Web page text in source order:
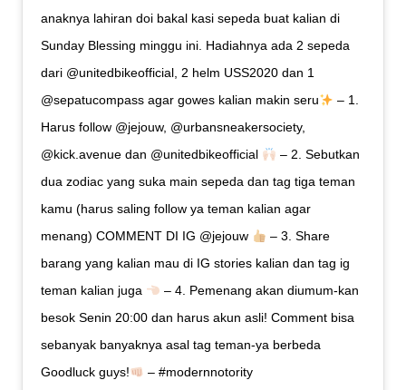
anaknya lahiran doi bakal kasi sepeda buat kalian di
Sunday Blessing minggu ini. Hadiahnya ada 2 sepeda
dari @unitedbikeofficial, 2 helm USS2020 dan 1
@sepatucompass agar gowes kalian makin seru
– 1.
Harus follow @jejouw, @urbansneakersociety,
@kick.avenue dan @unitedbikeofficial
– 2. Sebutkan
dua zodiac yang suka main sepeda dan tag tiga teman
kamu (harus saling follow ya teman kalian agar
menang) COMMENT DI IG @jejouw
– 3. Share
barang yang kalian mau di IG stories kalian dan tag ig
teman kalian juga
– 4. Pemenang akan diumum-kan
besok Senin 20:00 dan harus akun asli! Comment bisa
sebanyak banyaknya asal tag teman-ya berbeda
Goodluck guys!
– #modernnotority